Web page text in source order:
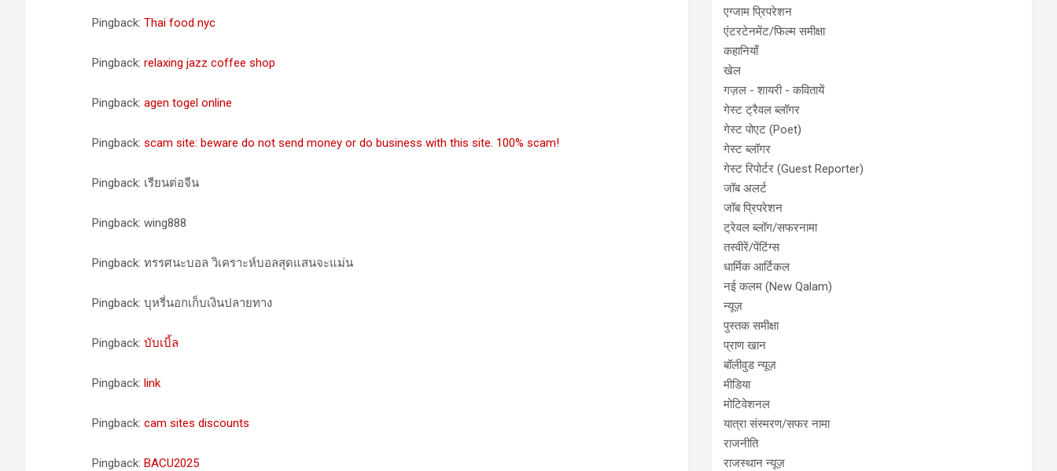
Pingback: Thai food nyc
Pingback: relaxing jazz coffee shop
Pingback: agen togel online
Pingback: scam site: beware do not send money or do business with this site. 100% scam!
Pingback: เรียนต่อจีน
Pingback: wing888
Pingback: ทรรศนะบอล วิเคราะห์บอลสุดแสนจะแม่น
Pingback: บุหรี่นอกเก็บเงินปลายทาง
Pingback: บับเบิ้ล
Pingback: link
Pingback: cam sites discounts
Pingback: BACU2025
एग्जाम प्रिपरेशन
एंटरटेनमेंट/फिल्म समीक्षा
कहानियाँ
खेल
गज़ल - शायरी - कवितायें
गेस्ट ट्रैवल ब्लॉगर
गेस्ट पोएट (Poet)
गेस्ट ब्लॉगर
गेस्ट रिपोर्टर (Guest Reporter)
जॉब अलर्ट
जॉब प्रिपरेशन
ट्रेवल ब्लॉग/सफरनामा
तस्वीरें/पेंटिंग्स
धार्मिक आर्टिकल
नई कलम (New Qalam)
न्यूज़
पुस्तक समीक्षा
प्राण खान
बॉलीवुड न्यूज़
मीडिया
मोटिवेशनल
यात्रा संस्मरण/सफर नामा
राजनीति
राजस्थान न्यूज़